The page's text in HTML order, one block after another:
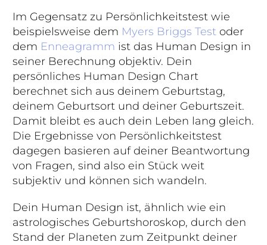
Im Gegensatz zu Persönlichkeitstest wie
beispielsweise dem Myers Briggs Test oder
dem Enneagramm ist das Human Design in
seiner Berechnung objektiv. Dein
persönliches Human Design Chart
berechnet sich aus deinem Geburtstag,
deinem Geburtsort und deiner Geburtszeit.
Damit bleibt es auch dein Leben lang gleich.
Die Ergebnisse von Persönlichkeitstest
dagegen basieren auf deiner Beantwortung
von Fragen, sind also ein Stück weit
subjektiv und können sich wandeln.
Dein Human Design ist, ähnlich wie ein
astrologisches Geburtshoroskop, durch den
Stand der Planeten zum Zeitpunkt deiner